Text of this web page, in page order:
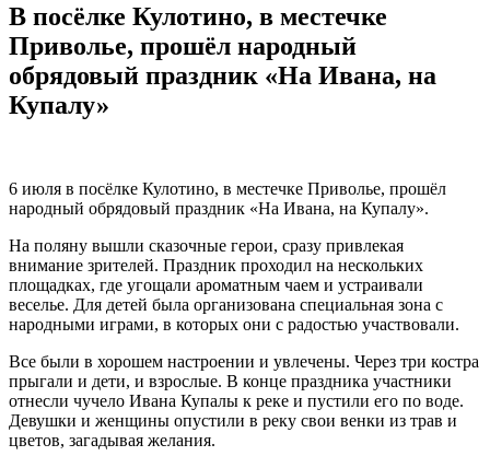
В посёлке Кулотино, в местечке
Приволье, прошёл народный
обрядовый праздник «На Ивана, на
Купалу»
6 июля в посёлке Кулотино, в местечке Приволье, прошёл
народный обрядовый праздник «На Ивана, на Купалу».
На поляну вышли сказочные герои, сразу привлекая
внимание зрителей. Праздник проходил на нескольких
площадках, где угощали ароматным чаем и устраивали
веселье. Для детей была организована специальная зона с
народными играми, в которых они с радостью участвовали.
Все были в хорошем настроении и увлечены. Через три костра
прыгали и дети, и взрослые. В конце праздника участники
отнесли чучело Ивана Купалы к реке и пустили его по воде.
Девушки и женщины опустили в реку свои венки из трав и
цветов, загадывая желания.